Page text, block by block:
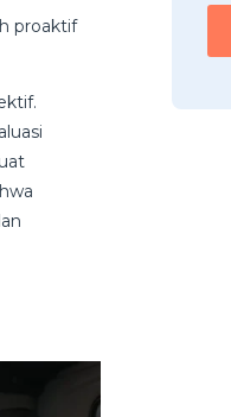
proaktif